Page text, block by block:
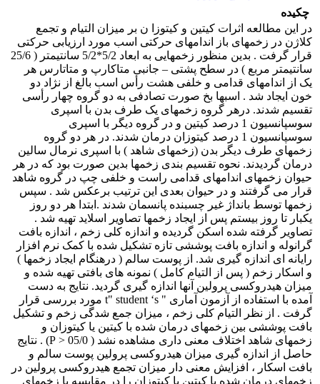
چکیده
در این مطالعه اثرات کیتین و کیتوزا ن بر میزان التیام و تجمع
کلاژن در زخمهای باز اندامهای حرکتی اسب مورد ارزیابی حرکتی
قرار گرفت . بدین منظور زخمهایی به ابعاد 5/2*5/2 سانتیمتر ( 25/6
سانتیمتر مربع ) در سطح پشتی – جانبی متاکارپ و متاتارس هر
یک از اندامهای قدامی و خلفی هشت رأس اسب بالغ از نژاد دو
خون ایجاد شد . اسبها بخ صورت تصادفی به دو گروه چهار رأسی
تقسیم شدند. درهر گروه زخمهای یک طرف بدن با اسپری
سوسپانسیون 1 درصد کیتین و در گروه دیگر با اسپری
سوسپانسیون 1 درصد کیتوزان درمان شدند. در هر دو گروه
زخمهای طرف دیگر بدن (زخمهای شاهد ) با اسپری نرمال سالین
درمان گردیدند. نحوه تقسیم بندی زخمها بدین صورت بود که در هر
حیوان زخمهای اندامهای قدامی راست و خلفی چپ در گروه شاهد
قرار می گرفتند و در حیوان بعدی این ترتیب برعکس شد . سپس
زخمها توسط بانداژ غیر چسبنده پانسمان شدند .ابتدا هر دو روز
یکبار تا روز بیستم پس از ایجاد زخمها تصاویر اسلاید تهیه شد .
تصاویر گرفته شده اسکن گردیده و اندازه کلی زخم ، اندازه بافت
گرانوله و اندازه بافت پوششی تازه تشکیل شده با کمک نرم افزار
رایانه ای اندازه گیری شد. از پوست سالم ( درهنگام ایجاد زخمها )
و اسکار زخم ( پس از التیام کامل ) نمونه های بافتی تهیه شده و
میزان هیدروکسی پرولین آنها اندازه گیری گردید. نتایج به دست
آمده با استفاده از آزمون آماری " t" student ‘s مورد بررسی قرار
گرفت . از نظر التیام کلی زخم ، میزان جمع شدگی زخم و تشکیل
بافت پوششی بین زخمهای درمان شده با کیتین یا کیتوزان و
زخمهای شاهد اختلاف معنی داری مشاهده نشد ( 05/0 < P) . نتایج
حاصل از اندازه گیری میزان هیدروکسی پرولین پوست سالم و
بافت اسکار ، افزایش معنی دار میزان تجمع هیدروکسی پرولین در
زخمهای درمان شده با کیتین یا کیتوزان را در مقایسه با زخمهای